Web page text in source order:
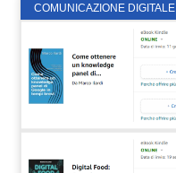
COMUNICAZIONE DIGITALE